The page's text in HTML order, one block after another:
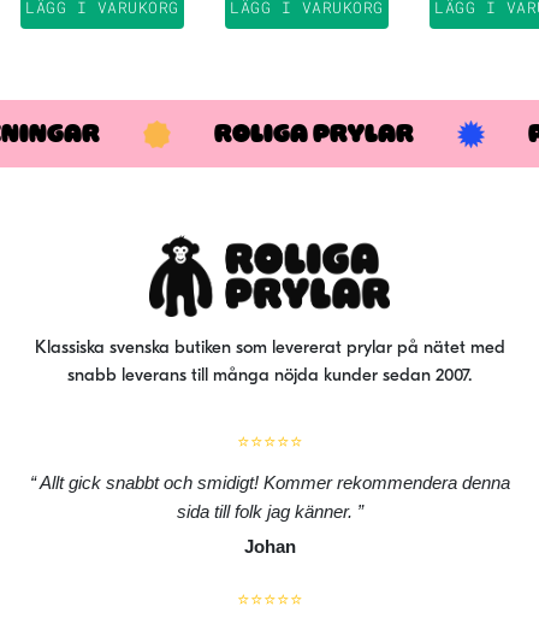
LÄGG I VARUKORG
produkten
har
produktsidan
LÄGG I VARUKORG
produkten
har
De
olika
på
produktsidan
LÄGG I
har
De
ROLIGA PRYLAR
Klassiska svenska butiken som levererat prylar på nätet med
snabb leverans till många nöjda kunder sedan 2007.
⭐⭐⭐⭐⭐
Allt gick snabbt och smidigt! Kommer rekommendera denna
sida till folk jag känner.
Johan
⭐⭐⭐⭐⭐